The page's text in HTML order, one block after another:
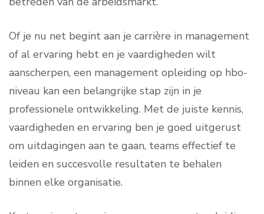
Of je nu net begint aan je carrière in management
of al ervaring hebt en je vaardigheden wilt
aanscherpen, een management opleiding op hbo-
niveau kan een belangrijke stap zijn in je
professionele ontwikkeling. Met de juiste kennis,
vaardigheden en ervaring ben je goed uitgerust
om uitdagingen aan te gaan, teams effectief te
leiden en succesvolle resultaten te behalen
binnen elke organisatie.